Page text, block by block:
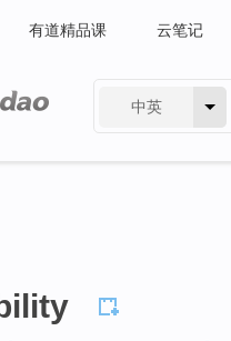
有道精品课 云笔记
中英